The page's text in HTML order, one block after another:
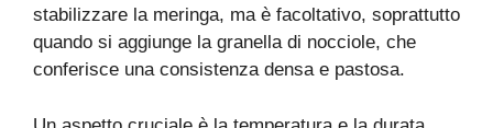
stabilizzare la meringa, ma è facoltativo, soprattutto
quando si aggiunge la granella di nocciole, che
conferisce una consistenza densa e pastosa.